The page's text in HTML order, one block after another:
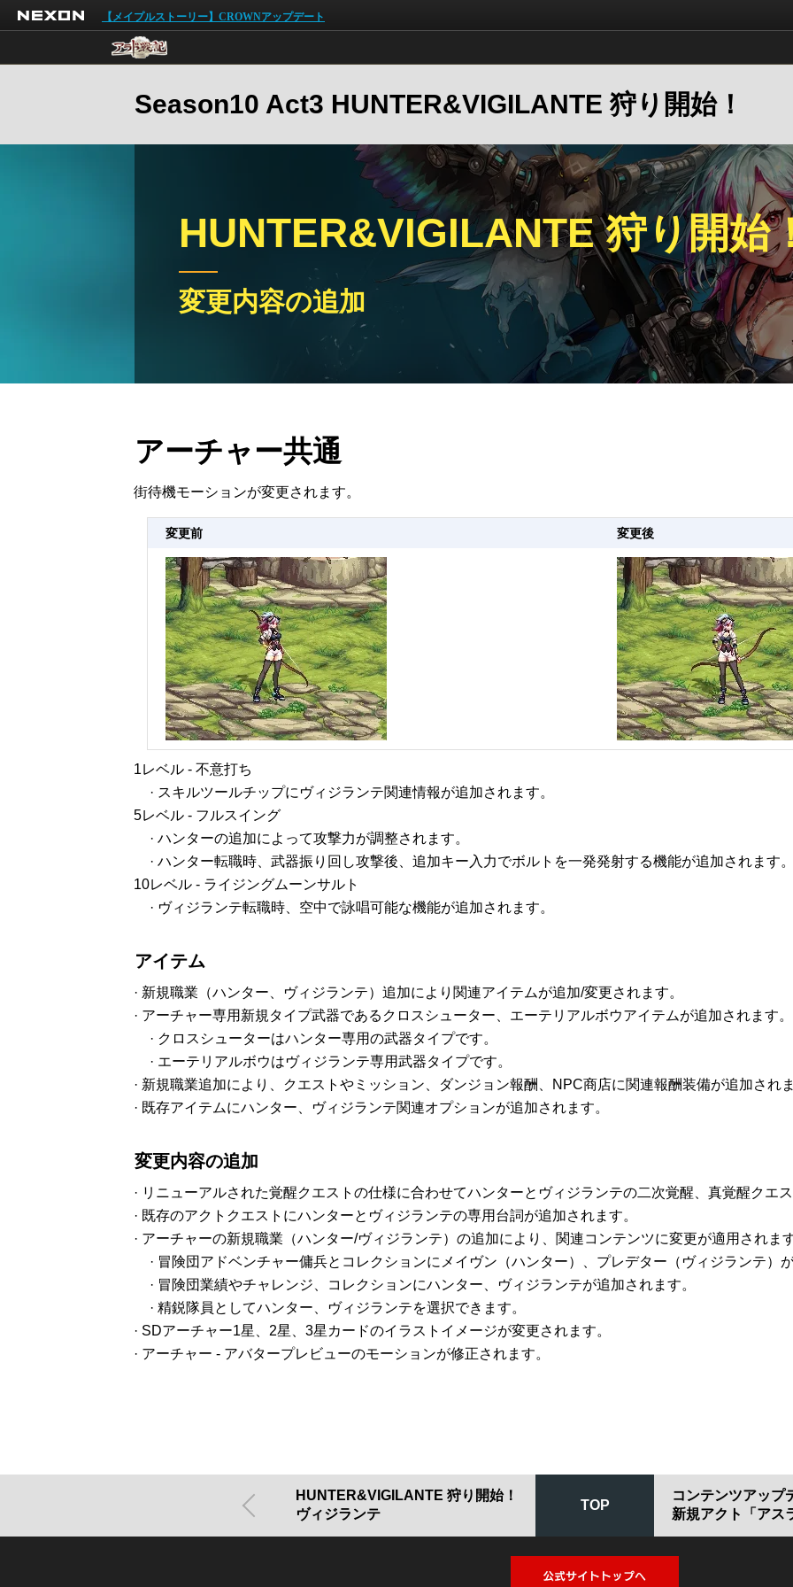
NEXON
【メイプルストーリー】CROWNアップデート
Season10 Act3 HUNTER&VIGILANTE 狩り開始！
HUNTER&VIGILANTE 狩り開始
変更内容の追加
アーチャー共通
街待機モーションが変更されます。
変更前 変更後
1レベル - 不意打ち
· スキルツールチップにヴィジランテ関連情報が追加されます。
5レベル - フルスイング
· ハンターの追加によって攻撃力が調整されます。
· ハンター転職時、武器振り回し攻撃後、追加キー入力でボルトを一発発射する機能が追加されます。
10レベル - ライジングムーンサルト
· ヴィジランテ転職時、空中で詠唱可能な機能が追加されます。
アイテム
· 新規職業（ハンター、ヴィジランテ）追加により関連アイテムが追加/変更されます。
· アーチャー専用新規タイプ武器であるクロスシューター、エーテリアルボウアイテムが追加されます。
· クロスシューターはハンター専用の武器タイプです。
· エーテリアルボウはヴィジランテ専用武器タイプです。
· 新規職業追加により、クエストやミッション、ダンジョン報酬、NPC商店に関連報酬装備が追加されま
· 既存アイテムにハンター、ヴィジランテ関連オプションが追加されます。
変更内容の追加
· リニューアルされた覚醒クエストの仕様に合わせてハンターとヴィジランテの二次覚醒、真覚醒クエス
· 既存のアクトクエストにハンターとヴィジランテの専用台詞が追加されます。
· アーチャーの新規職業（ハンター/ヴィジランテ）の追加により、関連コンテンツに変更が適用されます
· 冒険団アドベンチャー傭兵とコレクションにメイヴン（ハンター）、プレデター（ヴィジランテ）
· 冒険団業績やチャレンジ、コレクションにハンター、ヴィジランテが追加されます。
· 精鋭隊員としてハンター、ヴィジランテを選択できます。
· SDアーチャー1星、2星、3星カードのイラストイメージが変更されます。
· アーチャー - アバタープレビューのモーションが修正されます。
HUNTER&VIGILANTE 狩り開始！
ヴィジランテ
TOP
コンテンツアップ
新規アクト「アス